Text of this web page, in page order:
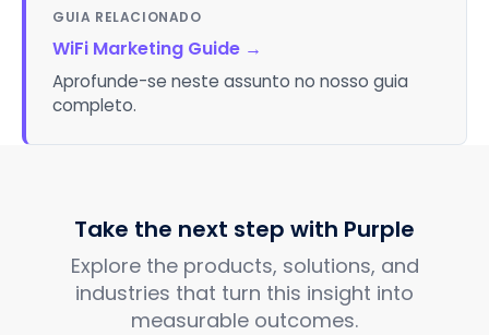
GUIA RELACIONADO
WiFi Marketing Guide →
Aprofunde-se neste assunto no nosso guia
completo.
Take the next step with Purple
Explore the products, solutions, and
industries that turn this insight into
measurable outcomes.